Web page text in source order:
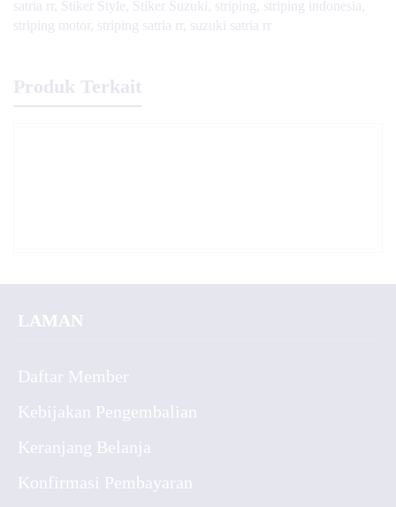
satria rr
Stiker Style Stiker Suzuki striping striping indonesia
striping motor
striping satria rr suzuki satria rr
Produk Terkait
LAMAN
Daftar Member
Kebijakan Pengembalian
Keranjang Belanja
Konfirmasi Pembayaran